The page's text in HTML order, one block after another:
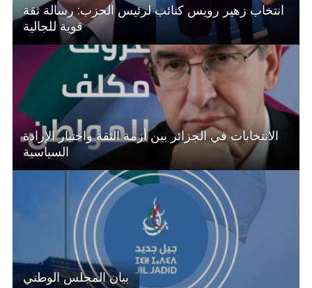
انتخاب زهير رويس كنائب لرئيس الحزب: رسالة ثقة
قوية للجالية
الانتخابات في الجزائر بين أزمة الثقة واختبار الإرادة
السياسية
بيان المجلس الوطني